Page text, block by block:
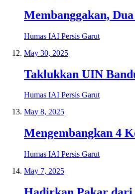
Membanggakan,
Humas IAI Persis Garut
May 30, 2025
Taklukkan UIN
Humas IAI Persis Garut
May 8, 2025
Mengembangkan 4
Humas IAI Persis Garut
May 7, 2025